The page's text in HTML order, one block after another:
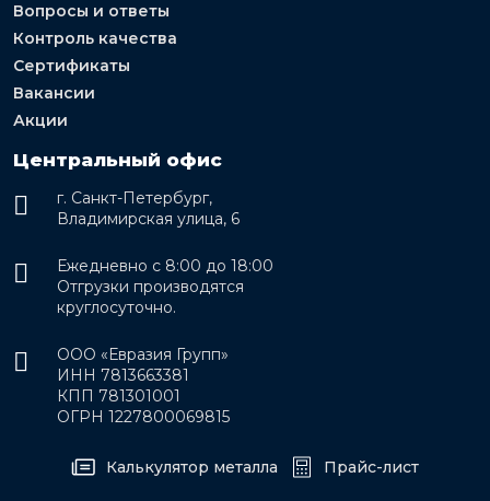
Вопросы и ответы
Контроль качества
Сертификаты
Вакансии
Акции
Центральный офис
г. Санкт-Петербург,
Владимирская улица, 6
Ежедневно с 8:00 до 18:00
Отгрузки производятся
круглосуточно.
ООО «Евразия Групп»
ИНН 7813663381
КПП 781301001
ОГРН 1227800069815
Калькулятор металла Прайс-лист